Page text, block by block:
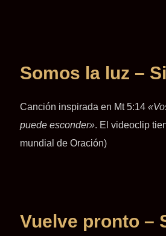
Somos la luz –
Canción inspirada en Mt 5:14
puede esconder». El videoclip
mundial de Oración)
Vuelve pronto –